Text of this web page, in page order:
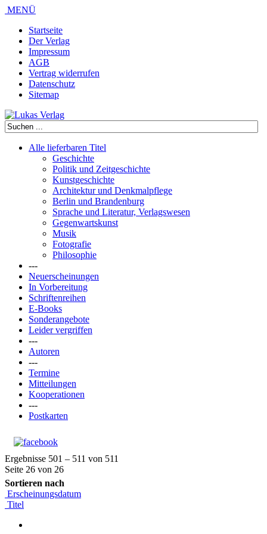
MENÜ
Startseite
Der Verlag
Impressum
AGB
Vertrag widerrufen
Datenschutz
Sitemap
Alle lieferbaren Titel
Geschichte
Politik und Zeitgeschichte
Kunstgeschichte
Architektur und Denkmalpflege
Berlin und Brandenburg
Sprache und Literatur, Verlagswesen
Gegenwartskunst
Musik
Fotografie
Philosophie
---
Neuerscheinungen
In Vorbereitung
Schriftenreihen
E-Books
Sonderangebote
Leider vergriffen
---
Autoren
---
Termine
Mitteilungen
Kooperationen
---
Postkarten
Ergebnisse 501 – 511 von 511
Seite 26 von 26
Sortieren nach
Erscheinungsdatum
Titel